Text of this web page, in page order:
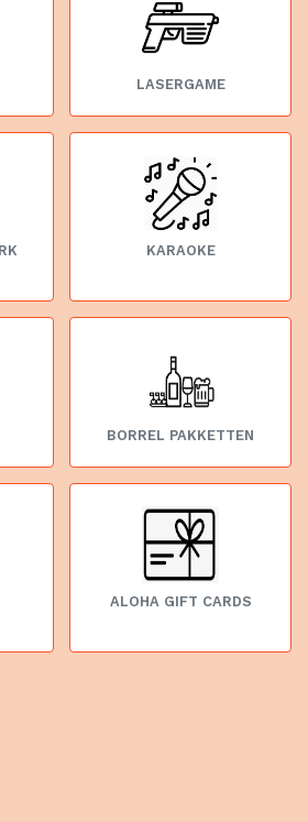
LASERGAME
KARAOKE
BORREL PAKKETTEN
ALOHA GIFT CARDS